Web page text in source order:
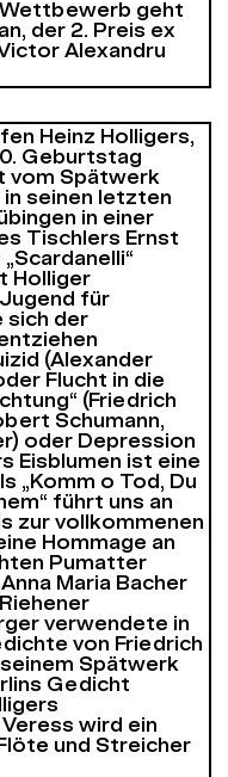
Wettbewerb geht
der 2. Preis ex
Alexandru
Heinz Holligers,
Geburtstag
vom Spätwerk
in seinen letzten
in einer
Tischlers Ernst
Holliger
für
sich der
(Alexander
Flucht in die
(Friedrich
Schumann,
oder Depression
Eisblumen ist eine
„Komm o Tod, Du
führt uns an
zur vollkommenen
Hommage an
Pumatter
Maria Bacher
verwendete in
von Friedrich
seinem Spätwerk
Gedicht
wird ein
und Streicher